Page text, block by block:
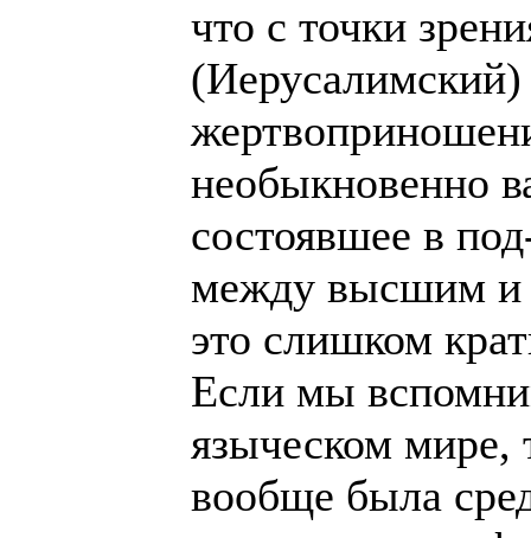
что с точки
необыкновенно
состоявшее в
между высшим
это слишком
Если мы
языческом мире,
вообще была